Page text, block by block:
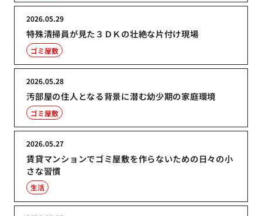
特殊清掃員が見た３ＤＫの壮絶な片付け現場
2026.05.29
ゴミ屋敷
汚部屋の住人となる背景に潜む幼少期の家庭環境
2026.05.28
ゴミ屋敷
賃貸マンションでゴミ屋敷を作らないための日々の小
さな習慣
2026.05.27
生活